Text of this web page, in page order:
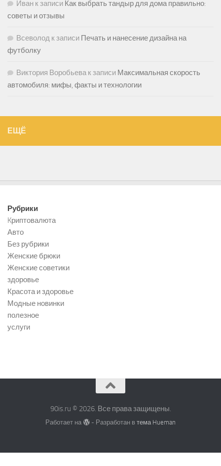
Иван к записи Как выбрать тандыр для дома правильно:
советы и отзывы
Всеволод к записи Печать и нанесение дизайна на
футболку
Виктория Воробьевак записи Максимальная скорость
автомобиля: мифы, факты и технологии
ЕЩЁ
Рубрики
Kриптовалюта
Авто
Без рубрики
Женские брюки
Женские советики
здоровье
Красота и здоровье
Модные новинки
полезное
услуги
90is.ru © 2026. Все права защищены.
Работает на - Разработан в тема Hueman